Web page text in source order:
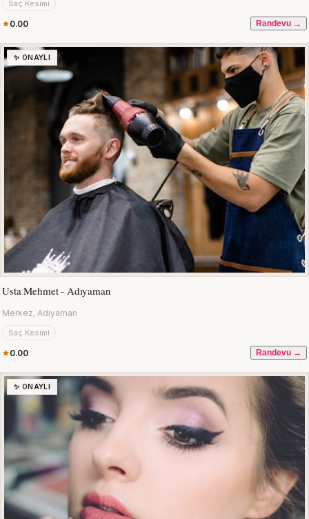
Saç Kesimi
0.00 Randevu →
✨ ONAYLI
Usta Mehmet - Adıyaman
Merkez, Adıyaman
Saç Kesimi
0.00 Randevu →
✨ ONAYLI